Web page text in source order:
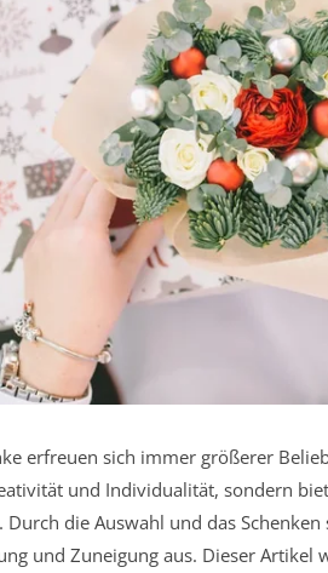
erfreuen sich immer größerer
und Individualität, sondern
Durch die Auswahl und das
und Zuneigung aus. Dieser Artikel